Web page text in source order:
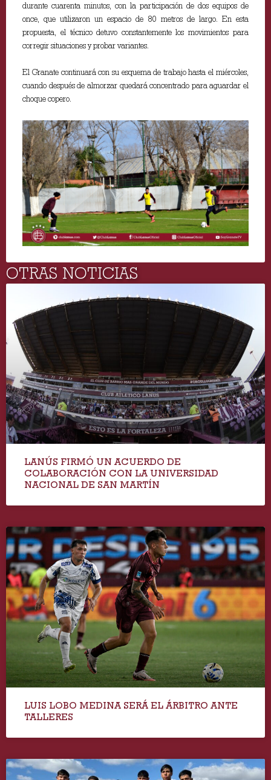
durante cuarenta minutos, con la participación de dos equipos de
once, que utilizaron un espacio de 80 metros de largo. En esta
propuesta, el técnico detuvo constantemente los movimientos para
corregir situaciones y probar variantes.
El Granate continuará con su esquema de trabajo hasta el miércoles,
cuando después de almorzar quedará concentrado para aguardar el
choque copero.
OTRAS NOTICIAS
LANÚS FIRMÓ UN ACUERDO DE
COLABORACIÓN CON LA UNIVERSIDAD
NACIONAL DE SAN MARTÍN
LUIS LOBO MEDINA SERÁ EL ÁRBITRO ANTE
TALLERES